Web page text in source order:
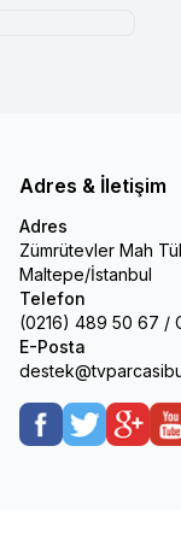
Adres & İletişim
Adres
Zümrütevler Mah
Maltepe/İstanbul
Telefon
(0216) 489 50 67 /
E-Posta
Facebook
Twitter